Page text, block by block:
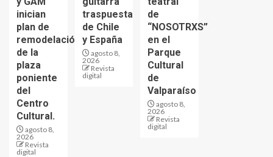
inician
plan de
remodelación
de la
plaza
poniente
del
Centro
Cultural.
agosto 8,
2026
Revista
digital
traspuesta
de Chile
y España
agosto 8,
2026
Revista
digital
de
“NOSOTRXS”
en el
Parque
Cultural
de
Valparaíso
agosto 8,
2026
Revista
digital